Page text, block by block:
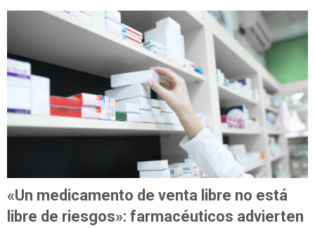
«Un medicamento de venta libre no está
libre de riesgos»: farmacéuticos advierten